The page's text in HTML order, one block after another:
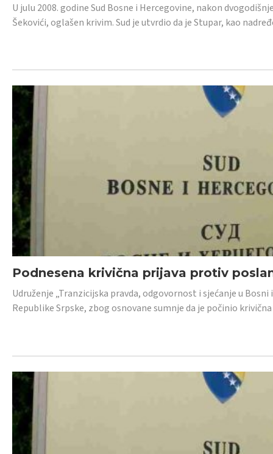
U julu 2008. godine Sud Bosne i Hercegovine, nakon
Šekovići, oglašen krivim. Sud je utvrdio da je Stupar, kao
Podnesena krivična prijava protiv
Udruženje „Tranzicijska pravda, odgovornost i sjećanje u
Republike Srpske, zbog osnovane sumnje da je počinio